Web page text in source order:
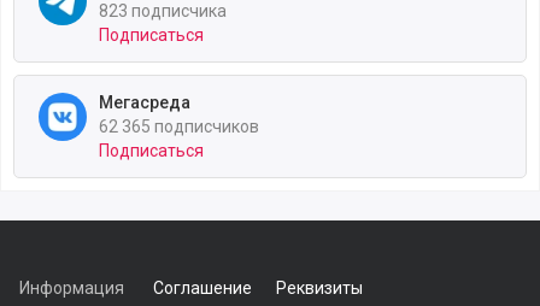
823 подписчика
Подписаться
Мегасреда
62 365 подписчиков
Подписаться
Информация Соглашение Реквизиты